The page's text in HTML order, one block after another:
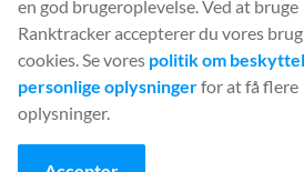
SEO til food courts
SEO for butikker med frossen
SEO for møbelbutikker
SEO for lastbiler med
felix@ranktracker.com
2015 -
en god brugeroplevelse. Ved at bruge
Ranktracker accepterer du vores
cookies. Se vores politik om
personlige oplysningerfor at få flere
oplysninger.